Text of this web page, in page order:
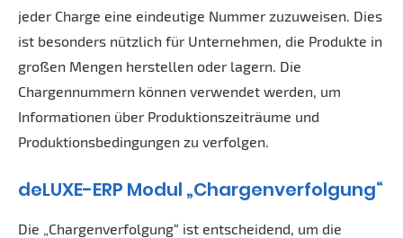
jeder Charge eine eindeutige Nummer zuzuweisen. Dies
ist besonders nützlich für Unternehmen, die Produkte in
großen Mengen herstellen oder lagern. Die
Chargennummern können verwendet werden, um
Informationen über Produktionszeiträume und
Produktionsbedingungen zu verfolgen.
deLUXE-ERP Modul „Chargenverfolgung“
Die „Chargenverfolgung“ ist entscheidend, um die